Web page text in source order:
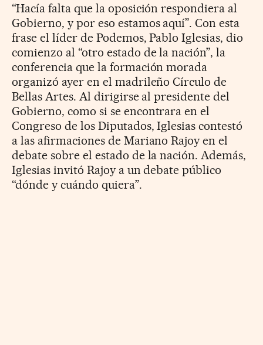
“Hacía falta que la oposición respondiera al
Gobierno, y por eso estamos aquí”. Con esta
frase el líder de Podemos, Pablo Iglesias, dio
comienzo al “otro estado de la nación”, la
conferencia que la formación morada
organizó ayer en el madrileño Círculo de
Bellas Artes. Al dirigirse al presidente del
Gobierno, como si se encontrara en el
Congreso de los Diputados, Iglesias contestó
a las afirmaciones de Mariano Rajoy en el
debate sobre el estado de la nación. Además,
Iglesias invitó Rajoy a un debate público
“dónde y cuándo quiera”.